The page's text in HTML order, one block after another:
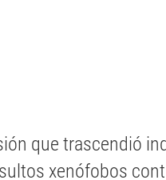
que trascendió
xenófobos